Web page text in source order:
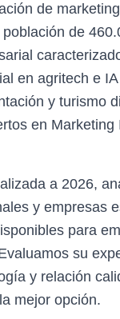
de
de
en agritech e
y turismo
en Marketing
a 2026,
y empresas
para
su
y relación
mejor opción.